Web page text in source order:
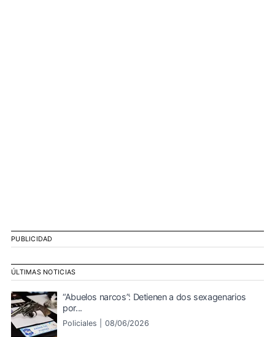
PUBLICIDAD
ÚLTIMAS NOTICIAS
“Abuelos narcos”: Detienen a dos sexagenarios
por...
Policiales | 08/06/2026